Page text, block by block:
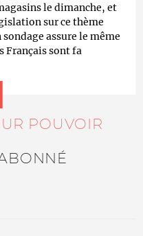
le dimanche, et
sur ce thème
assure le même
Français sont fa
POUVOIR